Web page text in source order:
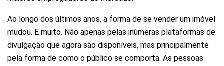
Ao longo dos últimos anos, a forma de se vender um imóvel
mudou. E muito. Não apenas pelas inúmeras plataformas de
divulgação que agora são disponíveis, mas principalmente
pela forma de como o público se comporta. As pessoas